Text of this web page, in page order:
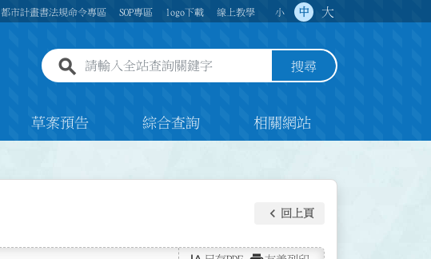
都市計畫書法規命令專區 SOP專區 logo下載 線上教學 小 中 大
全站查詢關鍵字欄位 搜尋
草案預告 綜合查詢 相關網站
keyboard_arrow_left 回上頁